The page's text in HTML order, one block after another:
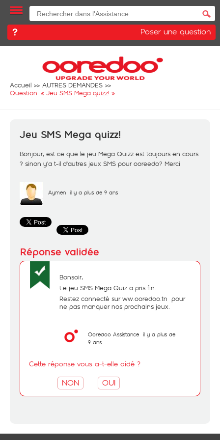
Poser une question
Accueil
AUTRES DEMANDES
Question: « Jeu SMS Mega quizz! »
Jeu SMS Mega quizz!
Bonjour, est ce que le jeu Mega Quizz est toujours en cours
? sinon y'a t-il d'autres jeux SMS pour ooreedo? Merci
Aymen il y a plus de 9 ans
Bonsoir,
Le jeu SMS Mega Quiz a pris fin.
Restez connecté surww.ooredoo.tn pour
ne pas manquer nos prochains jeux.
Ooredoo Assistance il y a plus de
9 ans
Cette réponse vous a-t-elle aidé ?
NON OUI